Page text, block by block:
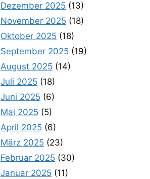
Dezember 2025 (13)
November 2025 (18)
Oktober 2025 (18)
September 2025 (19)
August 2025 (14)
Juli 2025 (18)
Juni 2025 (6)
Mai 2025 (5)
April 2025 (6)
März 2025 (23)
Februar 2025 (30)
Januar 2025 (11)